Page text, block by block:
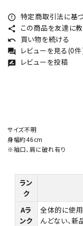
error_outline 特定商取引法に基
share この商品を友達に
undo 買い物を続ける
forum レビューを見る(0
rate_review レビューを投稿
サイズ不明
身幅約46cm
※袖口、肩に破れ有り
ラン
ク
Aラ
ンク
全体的に使
んどない、新